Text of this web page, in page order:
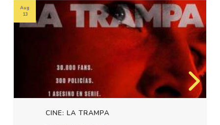
CINE: LA TRAMPA
Aug
13